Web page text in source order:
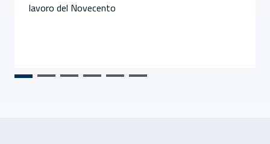
lavoro del Novecento